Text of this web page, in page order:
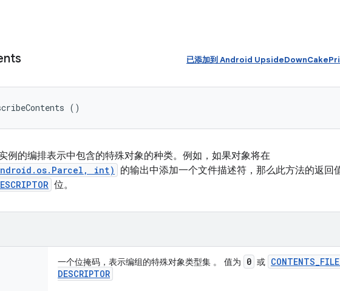
已添加到 Android
()
例的编排表示中包含的特殊对象的种类。例如，如果对象将在
int) 的输出中添加一个文件描述符，那么此方法的返回
位。
一个位掩码，表示编组的特殊对象类型集 。 值为 0 或 CONTENTS_FILE
DESCRIPTOR